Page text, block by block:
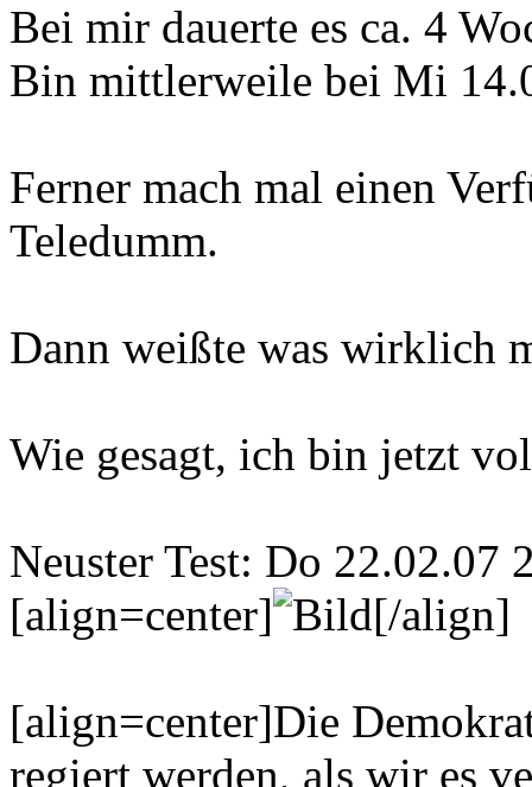
Bei mir dauerte es ca. 4
Bin mittlerweile bei Mi
Ferner mach mal einen
Teledumm.
Dann weißte was wirklich
Wie gesagt, ich bin jetzt
Neuster Test: Do
[align=center]
[/align]
[align=center]Die
regiert werden, als wir es